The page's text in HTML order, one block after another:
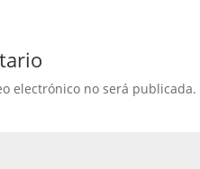
electrónico no será publicada.